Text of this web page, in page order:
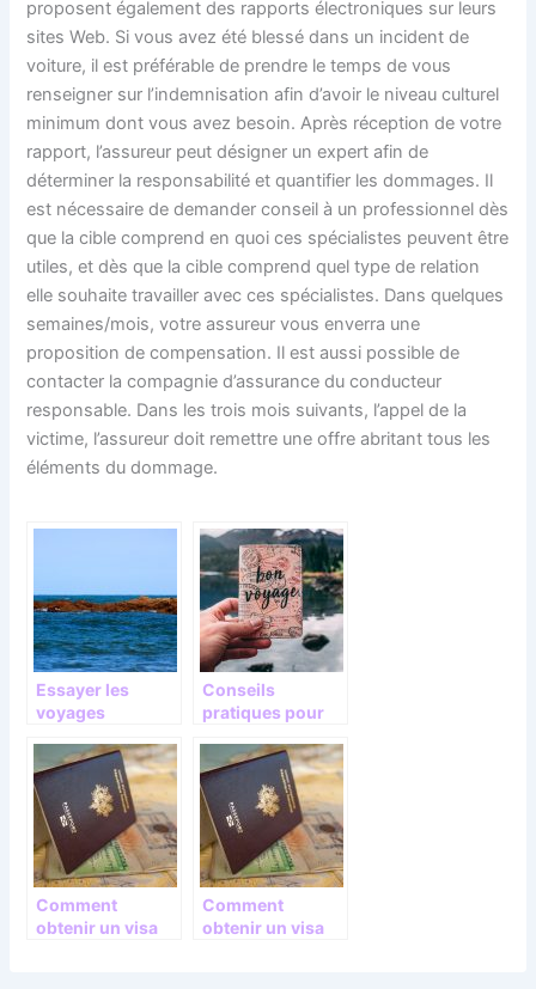
proposent également des rapports électroniques sur leurs
sites Web. Si vous avez été blessé dans un incident de
voiture, il est préférable de prendre le temps de vous
renseigner sur l’indemnisation afin d’avoir le niveau culturel
minimum dont vous avez besoin. Après réception de votre
rapport, l’assureur peut désigner un expert afin de
déterminer la responsabilité et quantifier les dommages. Il
est nécessaire de demander conseil à un professionnel dès
que la cible comprend en quoi ces spécialistes peuvent être
utiles, et dès que la cible comprend quel type de relation
elle souhaite travailler avec ces spécialistes. Dans quelques
semaines/mois, votre assureur vous enverra une
proposition de compensation. Il est aussi possible de
contacter la compagnie d’assurance du conducteur
responsable. Dans les trois mois suivants, l’appel de la
victime, l’assureur doit remettre une offre abritant tous les
éléments du dommage.
Essayer les
voyages
Conseils
pratiques pour
Comment
obtenir un visa
Comment
obtenir un visa